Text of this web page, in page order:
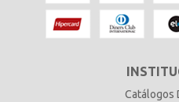
Catálogos